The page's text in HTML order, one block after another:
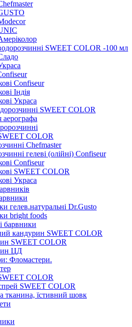
SWEET COLOR -100 мл
Confiseur
Індія
Украса
SWEET COLOR
COLOR
Chefmaster
гелеві (олійні) Confiseur
Confiseur
SWEET COLOR
Украса
гелев.натуральні Dr.Gusto
bright foods
барвники
кандурин SWEET COLOR
SWEET COLOR
ЦД
Фломастери.
COLOR
SWEET COLOR
тканина, їстивний шовк